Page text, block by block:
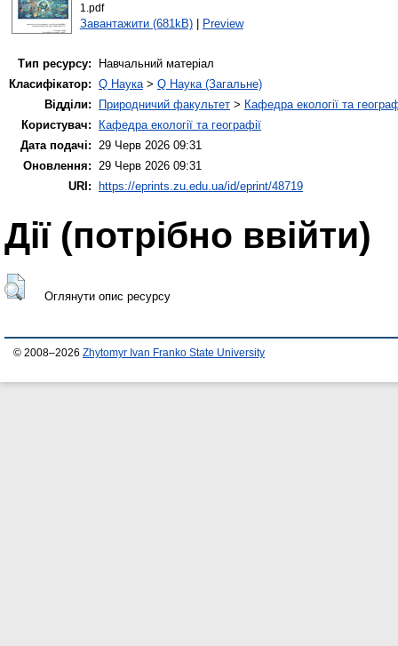
1.pdf
Завантажити (681kB)| Preview
Тип ресурсу:
Навчальний матеріал
Класифікатор: Q Наука> Q Наука (Загальне)
Відділи:
Природничий факультет > Кафедра екології та
Користувач:
Кафедра екології та географії
Дата подачі: 29 Черв 2026 09:31
Оновлення: 29 Черв 2026 09:31
URI:
https://eprints.zu.edu.ua/id/eprint/48719
Дії ​​(потрібно ввійти)
Оглянути опис ресурсу
© 2008–2026 Zhytomyr Ivan Franko State University